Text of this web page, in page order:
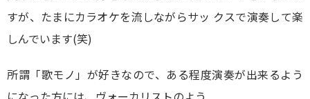
すが、たまにカラオケを流しながらサッ クスで演奏して楽
しんでいます(笑)
所謂「歌モノ」が好きなので、ある程度演奏が出来るよう